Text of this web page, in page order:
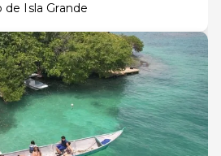
de Isla Grande